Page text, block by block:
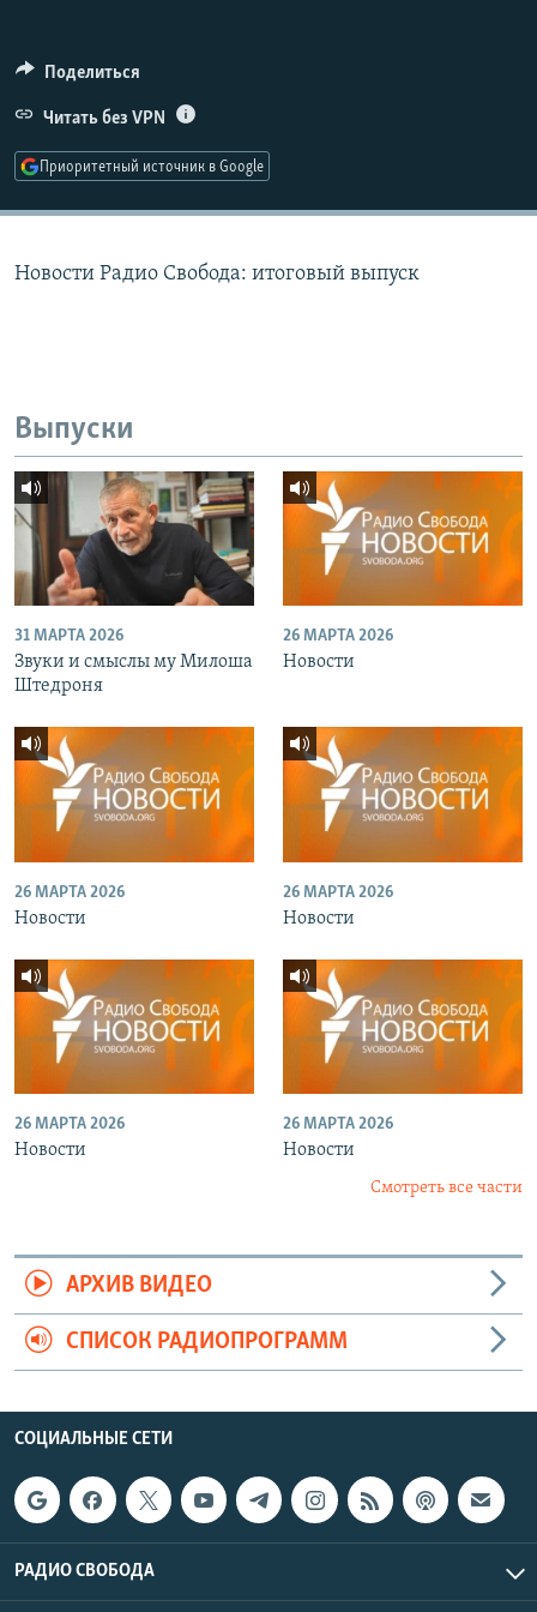
ПОДПИШИТЕСЬ НА РАССЫЛКУ
СОЦИАЛЬНЫЕ СЕТИ
Поделиться
Читать без VPN
Приоритетный источник в Google
Новости Радио Свобода: итоговый выпуск
Выпуски
31 МАРТА 2026
Звуки и смыслы му Милоша
Штедроня
26 МАРТА 2026
Новости
26 МАРТА 2026
Новости
26 МАРТА 2026
Новости
26 МАРТА 2026
Новости
26 МАРТА 2026
Новости
Смотреть все части
АРХИВ ВИДЕО
СПИСОК РАДИОПРОГРАММ
СОЦИАЛЬНЫЕ СЕТИ
РАДИО СВОБОДА